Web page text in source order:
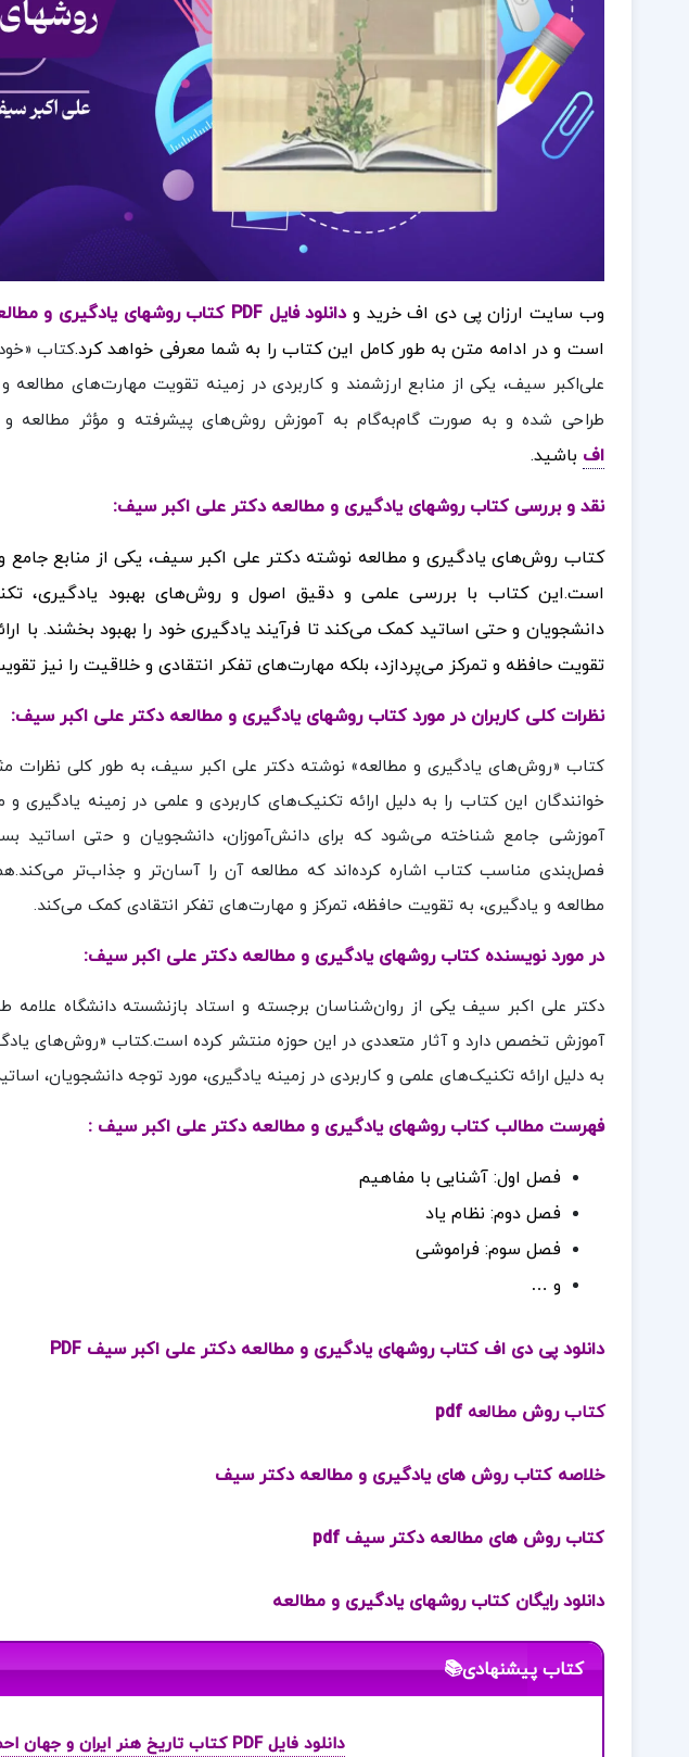
وب سایت ارزان پی دی اف خرید ودانلود فایل PDF کتاب روشهای یادگیری و مطالعه دکتر علی اکبر سیف
است و در ادامه متن به طور کامل این کتاب را به شما معرفی خواهد کرد.کتاب
علی‌اکبر سیف، یکی از منابع ارزشمند و کاربردی در زمینه تقویت مهارت‌های
طراحی شده و به صورت گام‌به‌گام به آموزش روش‌های پیشرفته و مؤثر مطالعه و
اف باشید.
نقد و بررسی کتاب روشهای یادگیری و مطالعه دکتر علی اکبر سیف:
کتاب روش‌های یادگیری و مطالعه نوشته دکتر علی اکبر سیف، یکی از منابع جامع
است.این کتاب با بررسی علمی و دقیق اصول و روش‌های بهبود یادگیری،
دانشجویان و حتی اساتید کمک می‌کند تا فرآیند یادگیری خود را بهبود بخشند. با
تقویت حافظه و تمرکز می‌پردازد، بلکه مهارت‌های تفکر انتقادی و خلاقیت را نیز
نظرات کلی کاربران در مورد کتاب روشهای یادگیری و مطالعه دکتر علی اکبر سیف:
کتاب «روش‌های یادگیری و مطالعه» نوشته دکتر علی اکبر سیف، به طور کلی نظرات
خوانندگان این کتاب را به دلیل ارائه تکنیک‌های کاربردی و علمی در زمینه یادگیری
آموزشی جامع شناخته می‌شود که برای دانش‌آموزان، دانشجویان و حتی اساتید
فصل‌بندی مناسب کتاب اشاره کرده‌اند که مطالعه آن را آسان‌تر و جذاب‌تر
مطالعه و یادگیری، به تقویت حافظه، تمرکز و مهارت‌های تفکر انتقادی کمک می‌کند.
در مورد نویسنده کتاب روشهای یادگیری و مطالعه دکتر علی اکبر سیف:
دکتر علی اکبر سیف یکی از روان‌شناسان برجسته و استاد بازنشسته دانشگاه علامه
آموزش تخصص دارد و آثار متعددی در این حوزه منتشر کرده است.کتاب «روش‌های
به دلیل ارائه تکنیک‌های علمی و کاربردی در زمینه یادگیری، مورد توجه دانشجویان،
فهرست مطالب کتاب روشهای یادگیری و مطالعه دکتر علی اکبر سیف :
فصل اول: آشنایی با مفاهیم
فصل دوم: نظام یاد
فصل سوم: فراموشی
و …
دانلود پی دی اف کتاب روشهای یادگیری و مطالعه دکتر علی اکبر سیف PDF
کتابروش مطالعهpdf
خلاصه کتاب روش های یادگیری و مطالعه دکتر سیف
کتاب روش های مطالعه دکتر سیف pdf
دانلود رایگان کتاب روشهای یادگیری و مطالعه
کتاب پیشنهادی📚
دانلود فایل PDF کتاب تاریخ هنر ایران و جهان احمد رستمعلی